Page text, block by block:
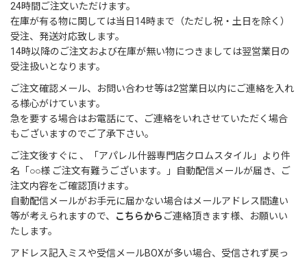
24時間ご注文いただけます。
在庫が有る物に関しては当日14時まで（ただし祝・土日を除く）
受注、発送対応致します。
14時以降のご注文および在庫が無い物につきましては翌営業日の
受注扱いとなります。
ご注文確認メール、お問い合わせ等は2営業日以内にご連絡を入れ
る様心がけています。
急を要する場合はお電話にて、ご連絡をいれさせていただく場合
もございますのでご了承下さい。
ご注文後すぐに 、「アパレル什器専門店クロムスタイル」より件
名「○○様 ご注文有難うございます。」自動配信メールが届き、ご
注文内容をご確認頂けます。
自動配信メールがお手元に届かない場合はメールアドレス間違い
等が考えられますので、
こちらから ご連絡頂きます様、お願いい
たします。
アドレス記入ミスや受信メールBOXが多い場合、受信されず戻っ